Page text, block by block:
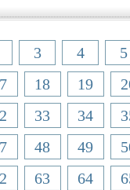
3 4
5
18 19
33 34
48 49
63 64